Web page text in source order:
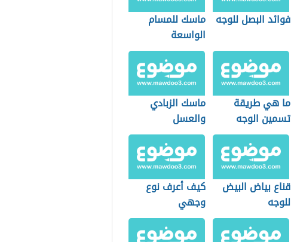
فوائد البصل للوجه ماسك للمسام
الواسعة
ما هي طريقة
تسمين الوجه
ماسك الزبادي
والعسل
قناع بياض البيض
للوجه
كيف أعرف نوع
وجهي